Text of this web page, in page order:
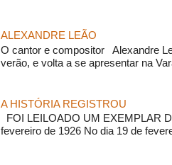
ALEXANDRE LEÃO
O cantor e compositor Alexandre
verão, e volta a se apresentar na
A HISTÓRIA REGISTROU
FOI LEILOADO UM EXEMPLAR
fevereiro de 1926 No dia 19 de